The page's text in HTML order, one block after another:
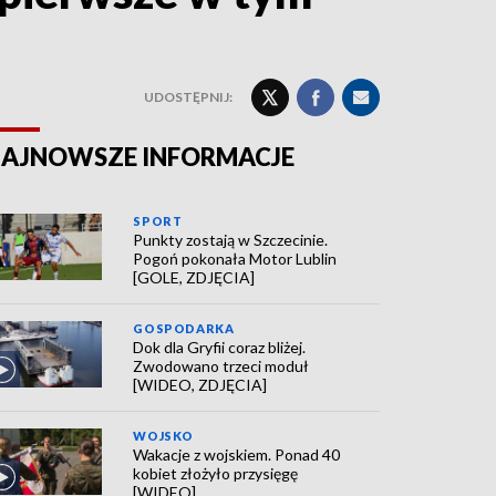
UDOSTĘPNIJ:
INFORMACJE
SPORT
Punkty zostają w Szczecinie.
Pogoń pokonała Motor Lublin
[GOLE, ZDJĘCIA]
GOSPODARKA
Dok dla Gryfii coraz bliżej.
Zwodowano trzeci moduł
[WIDEO, ZDJĘCIA]
WOJSKO
Wakacje z wojskiem. Ponad 40
kobiet złożyło przysięgę
[WIDEO]